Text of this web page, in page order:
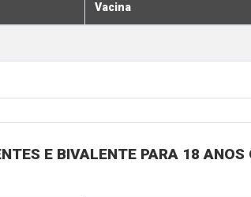
Vacina
E BIVALENTE PARA 18